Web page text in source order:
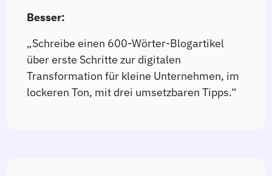
Besser:
„Schreibe einen 600-Wörter-Blogartikel
über erste Schritte zur digitalen
Transformation für kleine Unternehmen, im
lockeren Ton, mit drei umsetzbaren Tipps.“